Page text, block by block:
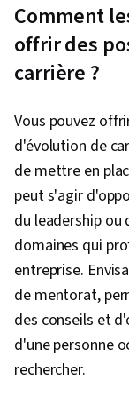
Comment
offrir des
carrière ?
Vous pouvez
d'évolution de
de mettre en
peut s'agir
du leadership
domaines qui
entreprise.
de mentorat,
des conseils et
d'une personne
rechercher.